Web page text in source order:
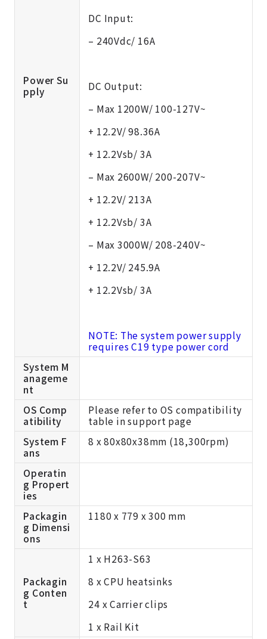
Power Su
pply
DC Input:
– 240Vdc/ 16A
DC Output:
– Max 1200W/ 100-127V~
+ 12.2V/ 98.36A
+ 12.2Vsb/ 3A
– Max 2600W/ 200-207V~
+ 12.2V/ 213A
+ 12.2Vsb/ 3A
– Max 3000W/ 208-240V~
+ 12.2V/ 245.9A
+ 12.2Vsb/ 3A
NOTE: The system power supply
requires C19 type power cord
System M
anageme
nt
OS Comp
atibility
Please refer to OS compatibility
table in support page
System F
ans
8 x 80x80x38mm (18,300rpm)
Operatin
g Propert
ies
Packagin
g Dimensi
ons
1180 x 779 x 300 mm
Packagin
g Conten
t
1 x H263-S63
8 x CPU heatsinks
24 x Carrier clips
1 x Rail Kit